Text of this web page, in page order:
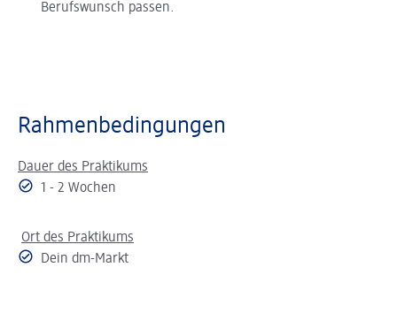
Berufswunsch passen.
Rahmenbedingungen
Dauer des Praktikums
1 - 2 Wochen
Ort des Praktikums
Dein dm-Markt